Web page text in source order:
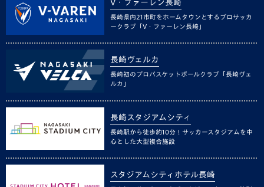
V・ファーレン長崎
長崎県内21市町をホームタウンとするプロサッカ
ークラブ「V・ファーレン長崎」
長崎ヴェルカ
長崎初のプロバスケットボールクラブ「長崎ヴェ
ルカ」
長崎スタジアムシティ
長崎駅から徒歩約10分！サッカースタジアムを中
心とした大型複合施設
スタジアムシティホテル長崎